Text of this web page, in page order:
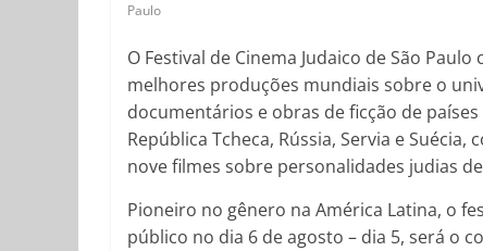
Paulo
O Festival de Cinema Judaico de São
melhores produções mundiais sobre o
documentários e obras de ficção de
República Tcheca, Rússia, Servia e
nove filmes sobre personalidades judias
Pioneiro no gênero na América Latina, o
público no dia 6 de agosto – dia 5, será o